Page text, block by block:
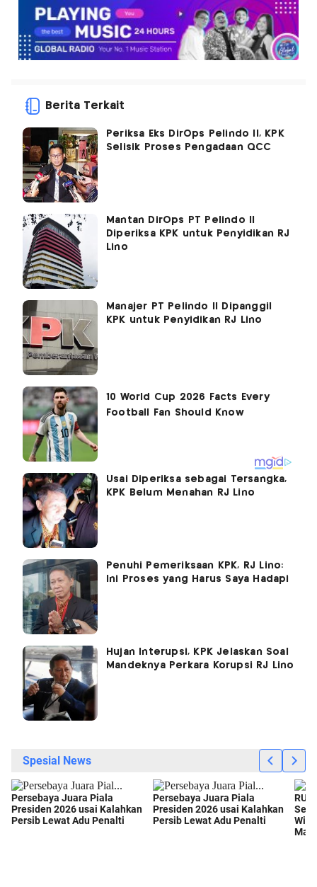
Berita Terkait
Periksa Eks DirOps Pelindo II, KPK
Selisik Proses Pengadaan QCC
Mantan DirOps PT Pelindo II
Diperiksa KPK untuk Penyidikan RJ
Lino
Manajer PT Pelindo II Dipanggil
KPK untuk Penyidikan RJ Lino
Usai Diperiksa sebagai Tersangka,
KPK Belum Menahan RJ Lino
Penuhi Pemeriksaan KPK, RJ Lino:
Ini Proses yang Harus Saya Hadapi
Hujan Interupsi, KPK Jelaskan Soal
Mandeknya Perkara Korupsi RJ Lino